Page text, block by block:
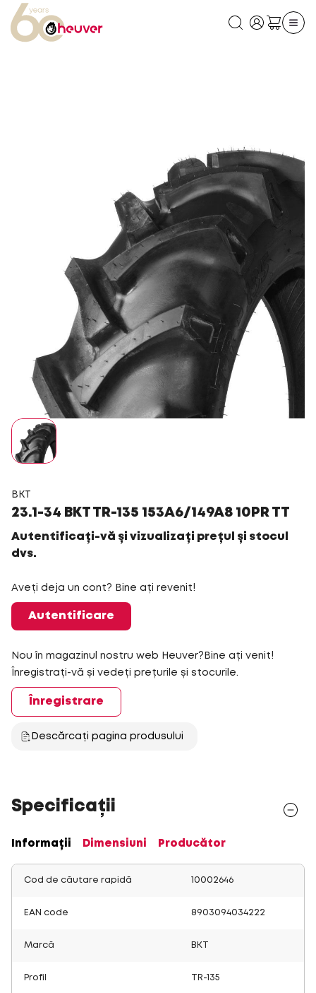
BKT
23.1-34 BKT TR-135 153A6/149A8 10PR TT
Autentificați-vă și vizualizați prețul și stocul
dvs.
Aveți deja un cont? Bine ați revenit!
Autentificare
Nou în magazinul nostru web Heuver?Bine ați venit!
Înregistrați-vă și vedeți prețurile și stocurile.
Înregistrare
Descărcați pagina produsului
Specificații
Informații Dimensiuni Producător
Cod de căutare rapidă 10002646
EAN code 8903094034222
Marcă BKT
Profil TR-135